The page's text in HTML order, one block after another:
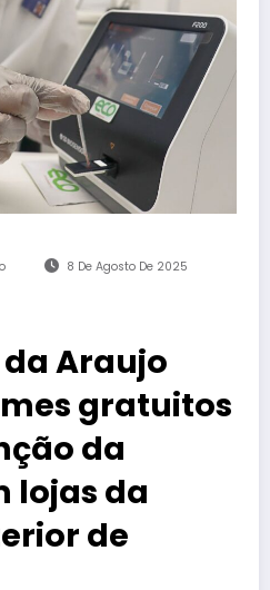
8 De Agosto De 2025
Araujo
gratuitos
da
lojas da
de